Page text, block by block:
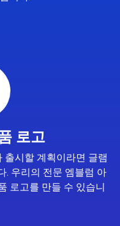
로고
출시할 계획이라면 글램
. 우리의 전문 엠블럼 아
로고를 만들 수 있습니